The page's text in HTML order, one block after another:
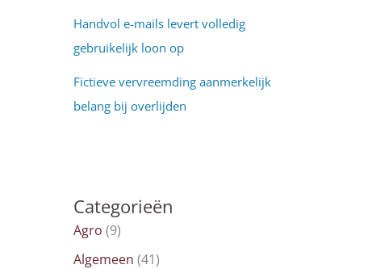
Handvol e-mails levert volledig
gebruikelijk loon op
Fictieve vervreemding aanmerkelijk
belang bij overlijden
Categorieën
Agro (9)
Algemeen (41)